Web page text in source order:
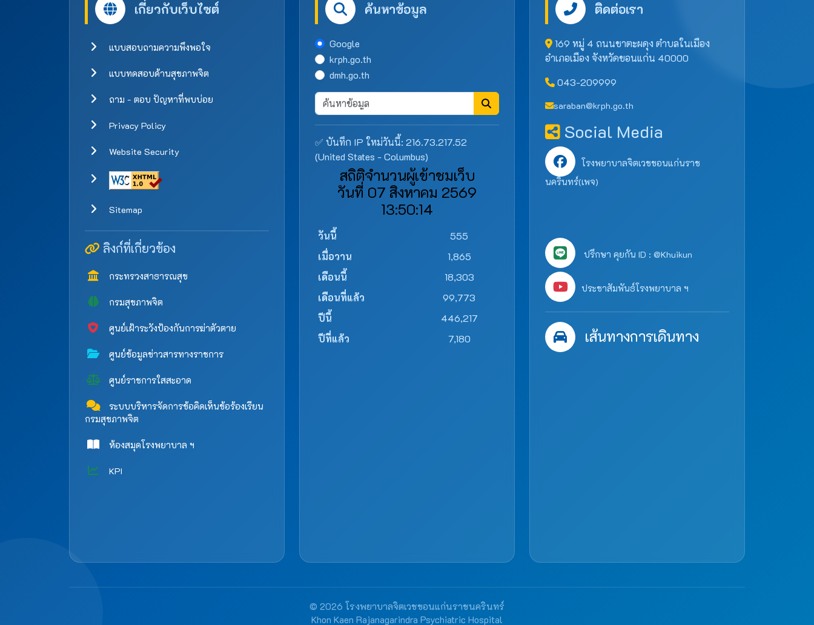
เกี่ยวกับเว็บไซต์
แบบสอบถามความพึงพอใจ
แบบทดสอบด้านสุขภาพจิต
ถาม - ตอบ ปัญหาที่พบบ่อย
Privacy Policy
Website Security
Sitemap
ลิงก์ที่เกี่ยวข้อง
กระทรวงสาธารณสุข
กรมสุขภาพจิต
ศูนย์เฝ้าระวังป้องกันการฆ่าตัวตาย
ศูนย์ข้อมูลข่าวสารทางราชการ
ศูนย์ราชการใสสะอาด
ระบบบริหารจัดการข้อคิดเห็นข้อร้องเรียน
กรมสุขภาพจิต
ห้องสมุดโรงพยาบาล ฯ
KPI
ค้นหาข้อมูล
Google
krph.go.th
dmh.go.th
✅ บันทึก IP ใหม่วันนี้: 216.73.217.52
(United States - Columbus)
สถิติจำนวนผู้เข้าชมเว็บ
วันที่ 07 สิงหาคม 2569
13:50:14
วันนี้
555
เมื่อวาน
1,865
เดือนนี้
18,303
เดือนที่แล้ว
99,773
ปีนี้
446,217
ปีที่แล้ว
7,180
ติดต่อเรา
169 หมู่ 4 ถนนชาตะผดุง ตำบลในเมือง
อำเภอเมือง จังหวัดขอนแก่น 40000
043-209999
saraban@krph.go.th
Social Media
โรงพยาบาลจิตเวชขอนแก่นราช
นครินทร์(เพจ)
ปรึกษา คุยกัน ID : @Khuikun
ประชาสัมพันธ์โรงพยาบาล ฯ
เส้นทางการเดินทาง
© 2026 โรงพยาบาลจิตเวชขอนแก่นราชนครินทร์
Khon Kaen Rajanagarindra Psychiatric Hospital